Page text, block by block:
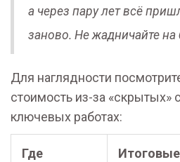
а через пару лет всё
заново. Не жадничайте на
Для наглядности
стоимость из-за «скрытых»
ключевых работах:
Где